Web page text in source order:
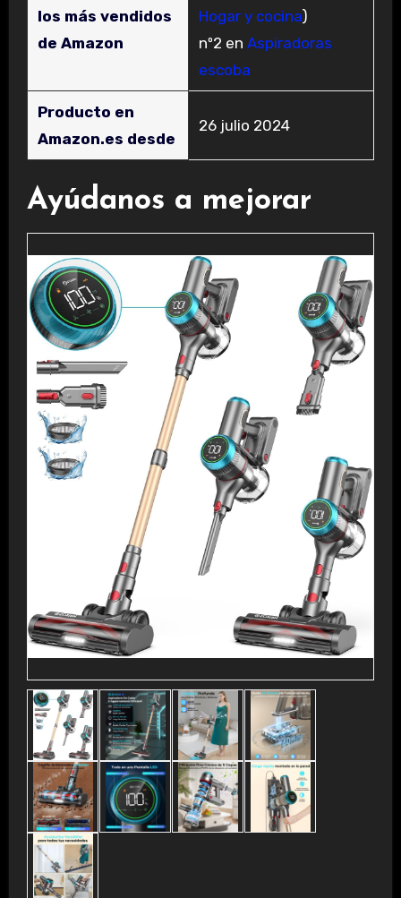
los más vendidos
de Amazon
Hogar y cocina)
nº2 en Aspiradoras
escoba
Producto en
Amazon.es desde
26 julio 2024
Ayúdanos a mejorar